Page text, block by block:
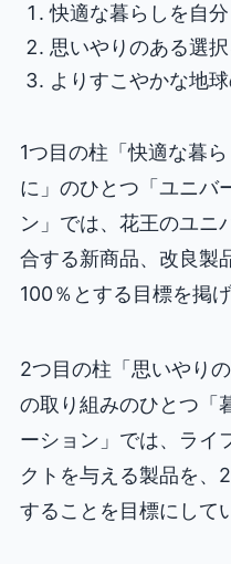
快適な暮らしを自
思いやりのある選
よりすこやかな地
1つ目の柱「快適な暮
に」のひとつ「ユニバ
ン」では、花王のユニ
合する新商品、改良製
100％とする目標を掲げ
2つ目の柱「思いやり
の取り組みのひとつ「
ーション」では、ライ
クトを与える製品を、
することを目標にして